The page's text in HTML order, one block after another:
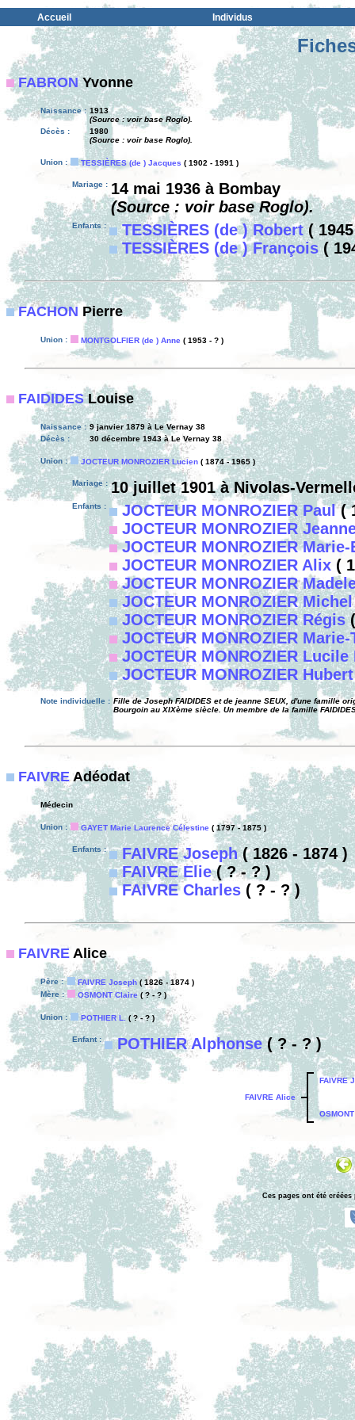
Accueil Individus
FABRONYvonne
Naissance : 1913
(Source : voir base Roglo).
Décès :
1980
(Source : voir base Roglo).
Union : TESSIÈRES (de ) Jacques ( 1902 - 1991 )
Mariage : 14 mai 1936 à Bombay
(Source : voir base Roglo).
Enfants : TESSIÈRES (de ) Robert(
TESSIÈRES (de ) François(
FACHON Pierre
Union : MONTGOLFIER (de ) Anne ( 1953 - ? )
FAIDIDESLouise
Naissance : 9 janvier 1879 à Le Vernay 38
Décès :
30 décembre 1943 à Le Vernay 38
Union : JOCTEUR MONROZIER Lucien ( 1874 - 1965 )
Mariage : 10 juillet 1901 à Nivolas-
Enfants : JOCTEUR MONROZIER Paul(
JOCTEUR MONROZIER
JOCTEUR MONROZIER
JOCTEUR MONROZIER Alix (
JOCTEUR MONROZIER
JOCTEUR MONROZIER Michel
JOCTEUR MONROZIER Régis(
JOCTEUR MONROZIER
JOCTEUR MONROZIER
JOCTEUR MONROZIER Hubert
Note individuelle : Fille de Joseph FAIDIDES et de jeanne SEUX, d'une famille
Bourgoin au XIXème siècle. Un membre de la famille
FAIVREAdéodat
Médecin
Union : GAYET Marie Laurence Célestine ( 1797 - 1875 )
Enfants : FAIVRE Joseph( 1826 - 1874 )
FAIVRE Elie( ? - ? )
FAIVRE Charles ( ? - ? )
FAIVRE Alice
Père : FAIVRE Joseph( 1826 - 1874 )
Mère :
OSMONT Claire ( ? - ? )
Union : POTHIER L. ( ? - ? )
Enfant : POTHIER Alphonse( ? - ? )
FAIVRE Alice
FAIVRE
Ces pages ont été